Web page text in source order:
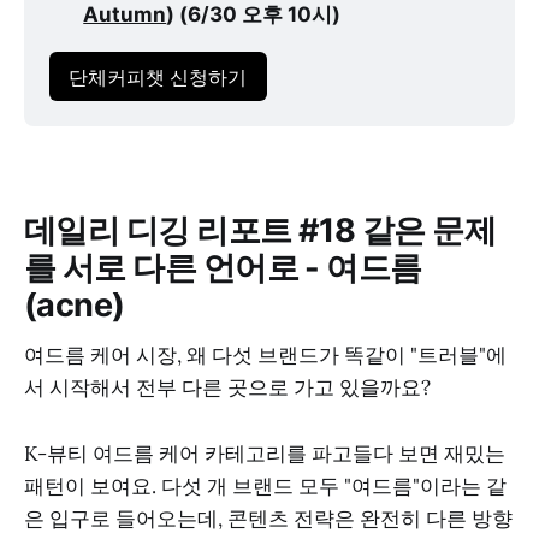
Autumn) (6/30 오후 10시)
단체커피챗 신청하기
데일리 디깅 리포트 #18 같은 문제
를 서로 다른 언어로 - 여드름
(acne)
여드름 케어 시장, 왜 다섯 브랜드가 똑같이 "트러블"에
서 시작해서 전부 다른 곳으로 가고 있을까요?
K-뷰티 여드름 케어 카테고리를 파고들다 보면 재밌는
패턴이 보여요. 다섯 개 브랜드 모두 "여드름"이라는 같
은 입구로 들어오는데, 콘텐츠 전략은 완전히 다른 방향